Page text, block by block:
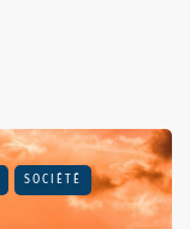
SOCIÉTÉ